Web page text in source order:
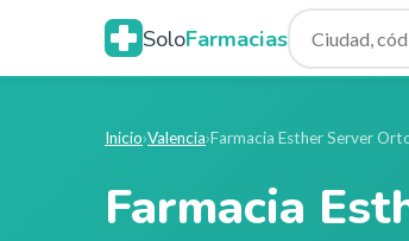
SoloFarmacias
Inicio›Valencia›Farmacia Esther Server
Farmacia